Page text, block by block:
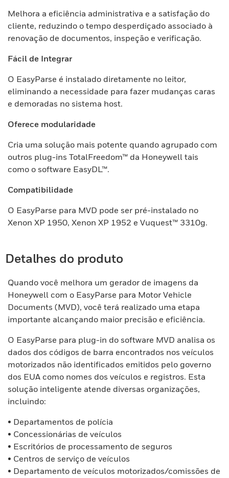
Melhora a eficiência administrativa e a satisfação do
cliente, reduzindo o tempo desperdiçado associado à
renovação de documentos, inspeção e verificação.
Fácil de Integrar
O EasyParse é instalado diretamente no leitor,
eliminando a necessidade para fazer mudanças caras
e demoradas no sistema host.
Oferece modularidade
Cria uma solução mais potente quando agrupado com
outros plug-ins TotalFreedom™ da Honeywell tais
como o software EasyDL™.
Compatibilidade
O EasyParse para MVD pode ser pré-instalado no
Xenon XP 1950, Xenon XP 1952 e Vuquest™ 3310g.
Detalhes do produto
Quando você melhora um gerador de imagens da
Honeywell com o EasyParse para Motor Vehicle
Documents (MVD), você terá realizado uma etapa
importante alcançando maior precisão e eficiência.
O EasyParse para plug-in do software MVD analisa os
dados dos códigos de barra encontrados nos veículos
motorizados não identificados emitidos pelo governo
dos EUA como nomes dos veículos e registros. Esta
solução inteligente atende diversas organizações,
incluindo:
• Departamentos de polícia
• Concessionárias de veículos
• Escritórios de processamento de seguros
• Centros de serviço de veículos
• Departamento de veículos motorizados/comissões de